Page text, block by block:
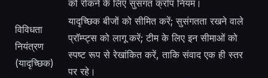
को रोकने के लिए सुसंगत क्रॉप नियम।
विविधता
नियंत्रण
(यादृच्छिक)
यादृच्छिक बीजों को सीमित करें; सुसंगतता रखने वाले
प्रॉम्प्ट्स को लागू करें; टीम के लिए इन सीमाओं को
स्पष्ट रूप से रेखांकित करें, ताकि संवाद एक ही स्तर
पर रहे।